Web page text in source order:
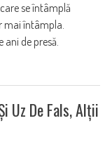
se întâmplă
mai întâmpla.
ani de presă.
Uz De Fals, Alții